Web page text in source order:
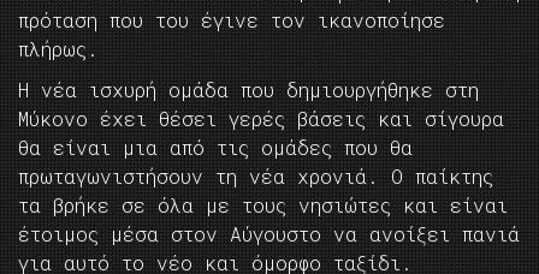
πρόταση που του έγινε τον ικανοποίησε
πλήρως.
Η νέα ισχυρή ομάδα που δημιουργήθηκε στη
Μύκονο έχει θέσει γερές βάσεις και σίγουρα
θα είναι μια από τις ομάδες που θα
πρωταγωνιστήσουν τη νέα χρονιά. Ο παίκτης
τα βρήκε σε όλα με τους νησιώτες και είναι
έτοιμος μέσα στον Αύγουστο να ανοίξει πανιά
για αυτό το νέο και όμορφο ταξίδι.